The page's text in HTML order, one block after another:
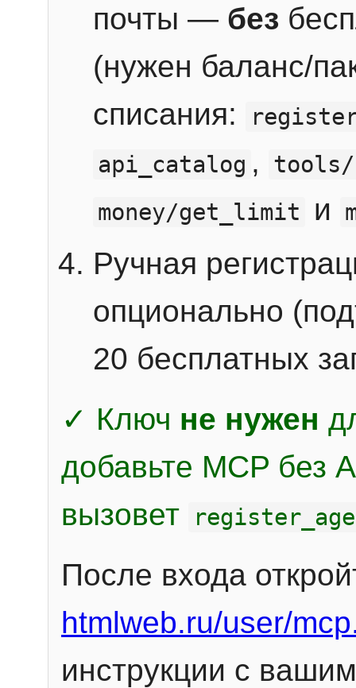
почты — без
(нужен баланс/
списания:
api_catalog ,
money/get_limit
и
Ручная
опционально
20 бесплатных
✓ Ключ не нужен
добавьте MCP без
вызовет
После входа
htmlweb.ru/user/
инструкции с